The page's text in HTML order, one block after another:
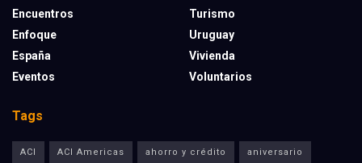
Encuentros
Enfoque
España
Eventos
Turismo
Uruguay
Vivienda
Voluntarios
Tags
ACI ACI Americas ahorro y crédito aniversario